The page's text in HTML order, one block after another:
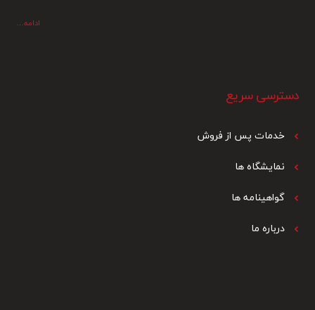
ادامه…
دسترسی سریع
خدمات پس از فروش
نمایشگاه ها
گواهینامه ها
درباره ما